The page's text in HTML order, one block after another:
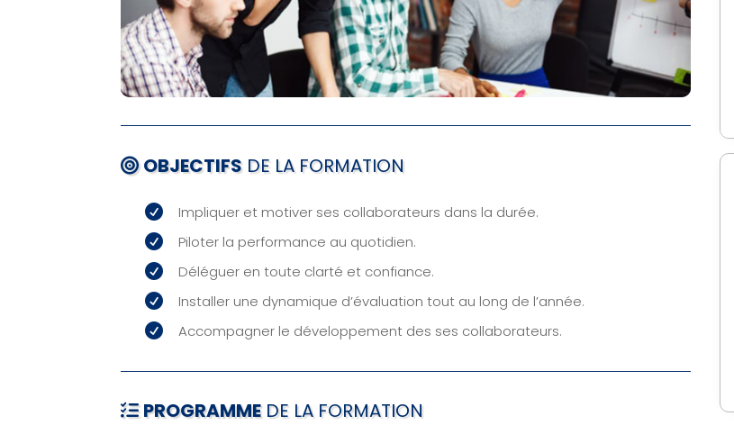
Visuel de
Processus
Management
Visuel
Stratégique
Management
OBJECTIFS DE LA FORMATION
 Impliquer et motiver ses collaborateurs dans la durée.
 Piloter la performance au quotidien.
 Déléguer en toute clarté et confiance.
 Installer une dynamique d’évaluation tout au long de l’année.
 Accompagner le développement des ses collaborateurs.
PROGRAMMEDE LA FORMATION